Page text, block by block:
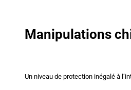
Manipulations
Un niveau de protection inégalé à